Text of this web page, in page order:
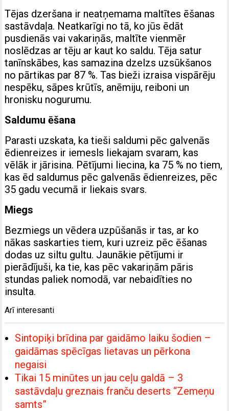
Tējas dzeršana ir neatņemama maltītes ēšanas
sastāvdaļa. Neatkarīgi no tā, ko jūs ēdāt
pusdienās vai vakariņās, maltīte vienmēr
noslēdzas ar tēju ar kaut ko saldu. Tēja satur
tanīnskābes, kas samazina dzelzs uzsūkšanos
no pārtikas par 87 %. Tas bieži izraisa vispārēju
nespēku, sāpes krūtīs, anēmiju, reiboni un
hronisku nogurumu.
Saldumu ēšana
Parasti uzskata, ka tieši saldumi pēc galvenās
ēdienreizes ir iemesls liekajam svaram, kas
vēlāk ir jārisina. Pētījumi liecina, ka 75 % no tiem,
kas ēd saldumus pēc galvenās ēdienreizes, pēc
35 gadu vecumā ir liekais svars.
Miegs
Bezmiegs un vēdera uzpūšanās ir tas, ar ko
nākas saskarties tiem, kuri uzreiz pēc ēšanas
dodas uz siltu gultu. Jaunākie pētījumi ir
pierādījuši, ka tie, kas pēc vakariņām pāris
stundas paliek nomodā, var nebaidīties no
insulta.
Arī interesanti
Sintopiķi brīdina par gaidāmo laiku šodien –
gaidāmas spēcīgas lietavas un pērkona
negaisi
Tikai 15 minūtes un jau ceļu galdā – 3
sastāvdaļu greznais franču deserts “Zemeņu
samts”